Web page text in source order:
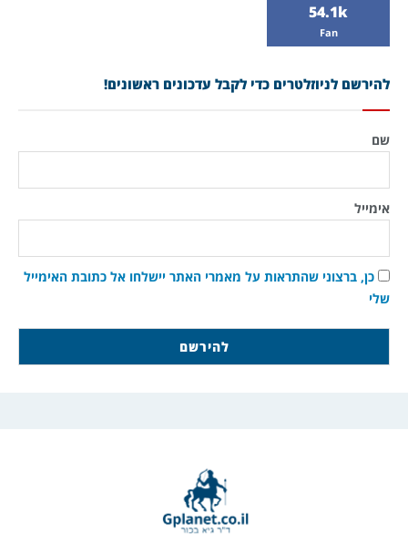
54.1k
Fan
להירשם לניוזלטרים כדי לקבל עדכונים ראשונים!
שם
אימייל
כן, ברצוני שהתראות על מאמרי האתר יישלחו אל כתובת האימייל
שלי